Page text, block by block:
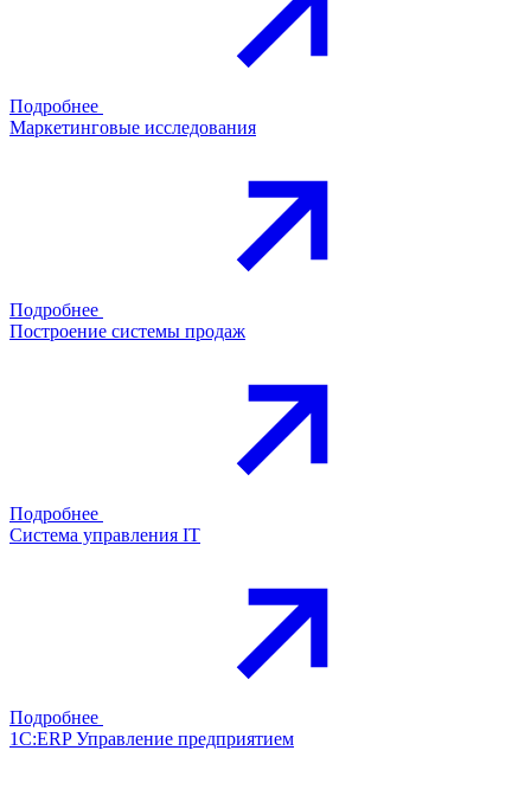
Подробнее
Маркетинговые исследования
Подробнее
Построение системы продаж
Подробнее
Система управления IT
Подробнее
1С:ERP Управление предприятием